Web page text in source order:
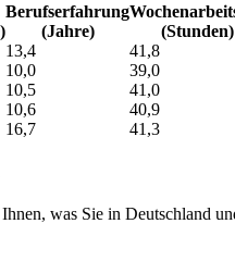
Berufs­erfahrung
(Jahre)
(Stunden)
13,4 41,8
10,0 39,0
10,5 41,0
10,6 40,9
16,7 41,3
was Sie in Deutschland